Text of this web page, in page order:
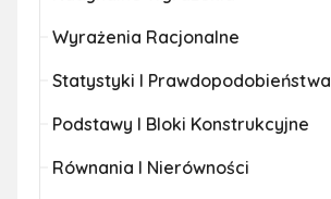
Wyrażenia Racjonalne
Statystyki I Prawdopodobieństwa
Podstawy I Bloki Konstrukcyjne
Równania I Nierówności